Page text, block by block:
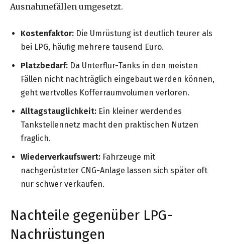
Ausnahmefällen umgesetzt.
Kostenfaktor: Die Umrüstung ist deutlich teurer als
bei LPG, häufig mehrere tausend Euro.
Platzbedarf: Da Unterflur-Tanks in den meisten
Fällen nicht nachträglich eingebaut werden können,
geht wertvolles Kofferraumvolumen verloren.
Alltagstauglichkeit: Ein kleiner werdendes
Tankstellennetz macht den praktischen Nutzen
fraglich.
Wiederverkaufswert: Fahrzeuge mit
nachgerüsteter CNG-Anlage lassen sich später oft
nur schwer verkaufen.
Nachteile gegenüber LPG-
Nachrüstungen